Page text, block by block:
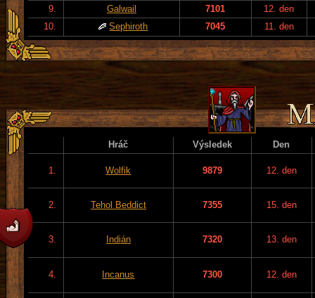
9.
Galwail 7101
12. den
10.
Sephiroth 7045 11. den
Hráč Výsledek Den
1. Wolfik 9879 12. den
2. Tehol Beddict 7355 15. den
3. Indián 7320 13. den
4. Incanus 7300 12. den